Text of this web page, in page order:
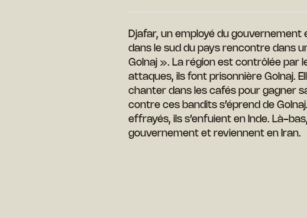
Djafar, un employé du
dans le sud du pays rencontre dans
Golnaj ». La région est contrôlée par
attaques, ils font prisonnière Golnaj.
chanter dans les cafés pour gagner
contre ces bandits s’éprend de
effrayés, ils s’enfuient en Inde. Là-
gouvernement et reviennent en Iran.